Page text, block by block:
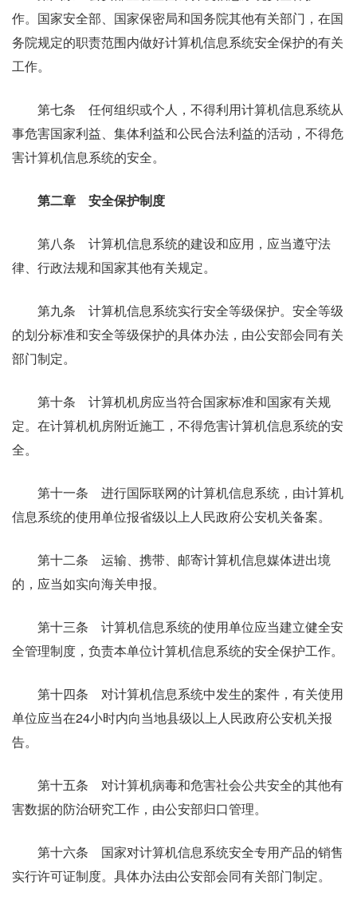
作。国家安全部、国家保密局和国务院其他有关部门，在国
务院规定的职责范围内做好计算机信息系统安全保护的有关
工作。
第七条 任何组织或个人，不得利用计算机信息系统从
事危害国家利益、集体利益和公民合法利益的活动，不得危
害计算机信息系统的安全。
第二章 安全保护制度
第八条 计算机信息系统的建设和应用，应当遵守法
律、行政法规和国家其他有关规定。
第九条 计算机信息系统实行安全等级保护。安全等级
的划分标准和安全等级保护的具体办法，由公安部会同有关
部门制定。
第十条 计算机机房应当符合国家标准和国家有关规
定。在计算机机房附近施工，不得危害计算机信息系统的安
全。
第十一条 进行国际联网的计算机信息系统，由计算机
信息系统的使用单位报省级以上人民政府公安机关备案。
第十二条 运输、携带、邮寄计算机信息媒体进出境
的，应当如实向海关申报。
第十三条 计算机信息系统的使用单位应当建立健全安
全管理制度，负责本单位计算机信息系统的安全保护工作。
第十四条 对计算机信息系统中发生的案件，有关使用
单位应当在24小时内向当地县级以上人民政府公安机关报
告。
第十五条 对计算机病毒和危害社会公共安全的其他有
害数据的防治研究工作，由公安部归口管理。
第十六条 国家对计算机信息系统安全专用产品的销售
实行许可证制度。具体办法由公安部会同有关部门制定。